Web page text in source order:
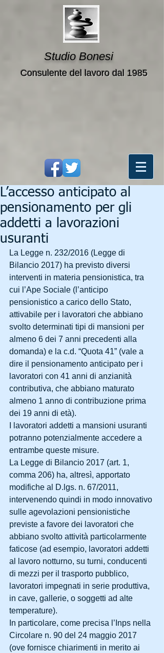
Studio Bonesi
Consulente del lavoro dal 1985
L’accesso anticipato al
pensionamento per gli
addetti a lavorazioni
usuranti
La Legge n. 232/2016 (Legge di
Bilancio 2017) ha previsto diversi
interventi in materia pensionistica, tra
cui l’Ape Sociale (l’anticipo
pensionistico a carico dello Stato,
attivabile per i lavoratori che abbiano
svolto determinati tipi di mansioni per
almeno 6 dei 7 anni precedenti alla
domanda) e la c.d. “Quota 41” (vale a
dire il pensionamento anticipato per i
lavoratori con 41 anni di anzianità
contributiva, che abbiano maturato
almeno 1 anno di contribuzione prima
dei 19 anni di età).
I lavoratori addetti a mansioni usuranti
potranno potenzialmente accedere a
entrambe queste misure.
La Legge di Bilancio 2017 (art. 1,
comma 206) ha, altresì, apportato
modifiche al D.lgs. n. 67/2011,
intervenendo quindi in modo innovativo
sulle agevolazioni pensionistiche
previste a favore dei lavoratori che
abbiano svolto attività particolarmente
faticose (ad esempio, lavoratori addetti
al lavoro notturno, su turni, conducenti
di mezzi per il trasporto pubblico,
lavoratori impegnati in serie produttiva,
in cave, gallerie, o soggetti ad alte
temperature).
In particolare, come precisa l’Inps nella
Circolare n. 90 del 24 maggio 2017
(ove fornisce chiarimenti in merito ai